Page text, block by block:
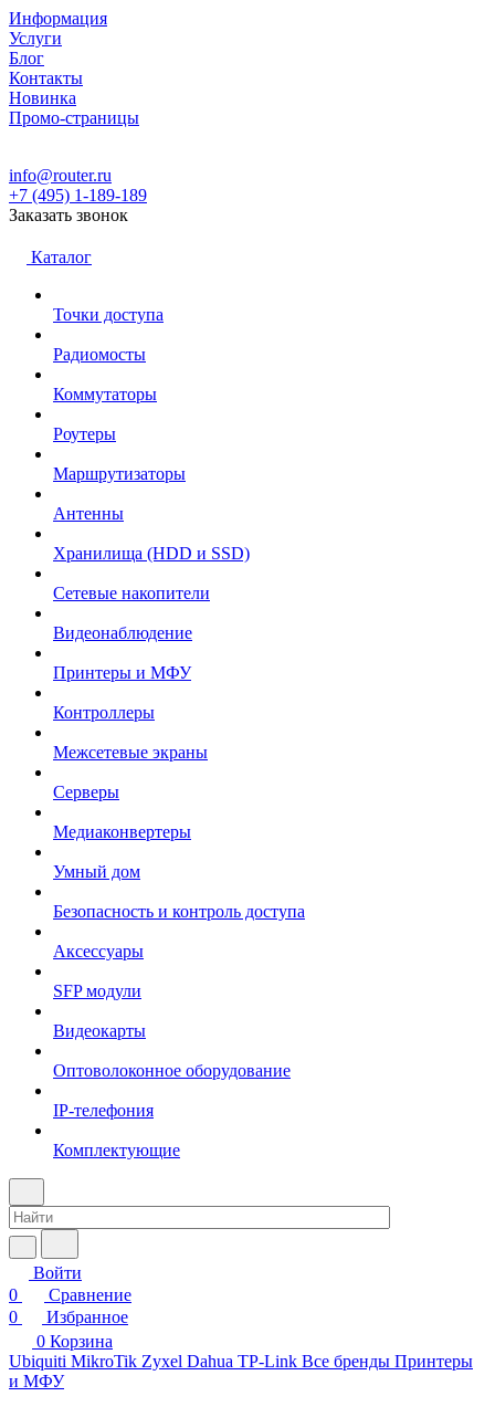
Информация
Услуги
Блог
Контакты
Новинка
Промо-страницы
info@router.ru
+7 (495) 1-189-189
Заказать звонок
Каталог
Точки доступа
Радиомосты
Коммутаторы
Роутеры
Маршрутизаторы
Антенны
Хранилища (HDD и SSD)
Сетевые накопители
Видеонаблюдение
Принтеры и МФУ
Контроллеры
Межсетевые экраны
Серверы
Медиаконвертеры
Умный дом
Безопасность и контроль доступа
Аксессуары
SFP модули
Видеокарты
Оптоволоконное оборудование
IP-телефония
Комплектующие
Войти
0
Сравнение
0
Избранное
0 Корзина
Ubiquiti MikroTik Zyxel Dahua TP-Link Все бренды Принтеры
и МФУ